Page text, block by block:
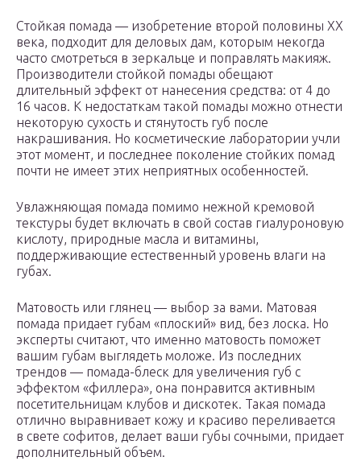
Стойкая помада — изобретение второй половины XX
века, подходит для деловых дам, которым некогда
часто смотреться в зеркальце и поправлять макияж.
Производители стойкой помады обещают
длительный эффект от нанесения средства: от 4 до
16 часов. К недостаткам такой помады можно отнести
некоторую сухость и стянутость губ после
накрашивания. Но косметические лаборатории учли
этот момент, и последнее поколение стойких помад
почти не имеет этих неприятных особенностей.
Увлажняющая помада помимо нежной кремовой
текстуры будет включать в свой состав гиалуроновую
кислоту, природные масла и витамины,
поддерживающие естественный уровень влаги на
губах.
Матовость или глянец — выбор за вами. Матовая
помада придает губам «плоский» вид, без лоска. Но
эксперты считают, что именно матовость поможет
вашим губам выглядеть моложе. Из последних
трендов — помада-блеск для увеличения губ с
эффектом «филлера», она понравится активным
посетительницам клубов и дискотек. Такая помада
отлично выравнивает кожу и красиво переливается
в свете софитов, делает ваши губы сочными, придает
дополнительный объем.